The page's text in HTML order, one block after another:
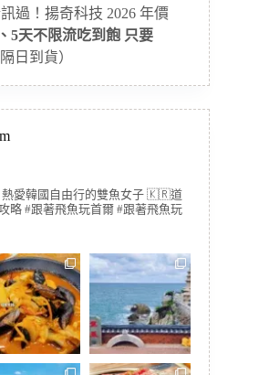
過！揚奇科技 2026 年價
5天不限流吃到飽 只要
日到貨）
熱愛韓國自由行的雙魚女子 🇰🇷道
略 #跟著飛魚玩首爾 #跟著飛魚玩